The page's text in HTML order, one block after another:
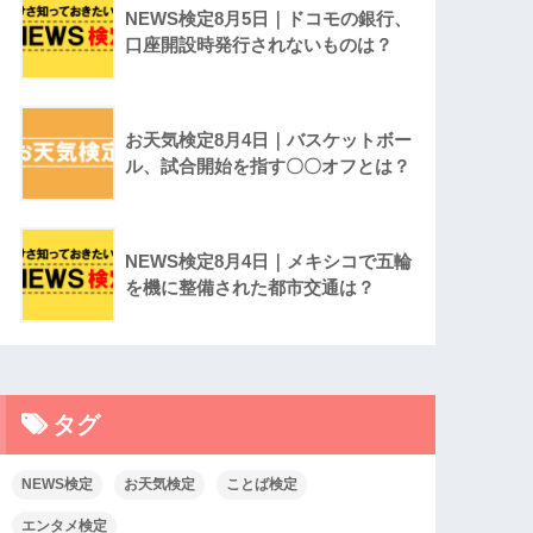
NEWS検定8月5日｜ドコモの銀行、
口座開設時発行されないものは？
お天気検定8月4日｜バスケットボー
ル、試合開始を指す〇〇オフとは？
NEWS検定8月4日｜メキシコで五輪
を機に整備された都市交通は？
タグ
NEWS検定 お天気検定 ことば検定
エンタメ検定